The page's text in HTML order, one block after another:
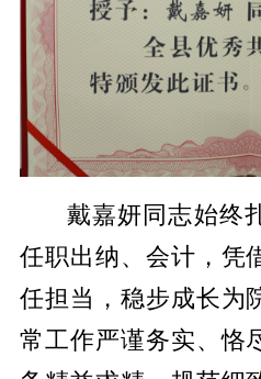
戴嘉妍同志始终
任职出纳、会计，凭
任担当，稳步成长为
常工作严谨务实、恪